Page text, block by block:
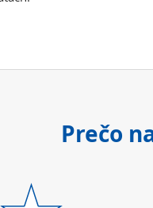
Prečo